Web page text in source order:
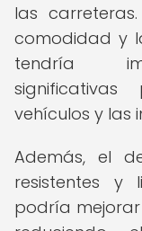
las
comodidad y
tendría
vehículos y las
Además, el
resistentes y
podría